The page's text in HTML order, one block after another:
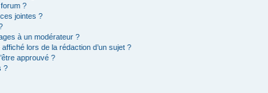
?
jointes ?
à un modérateur ?
lors de la rédaction d’un sujet ?
approuvé ?
?